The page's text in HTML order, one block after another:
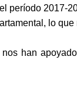
período 2017-
lo que
han